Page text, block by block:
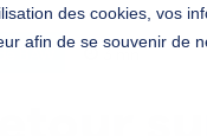
des cookies, vos
afin de se souvenir de
BAW 3 mn